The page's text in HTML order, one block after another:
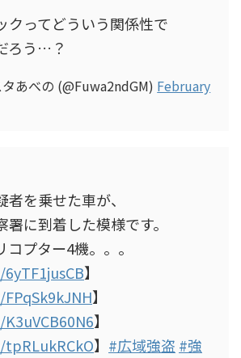
クってどういう関係性で
ろう…？
あべの (@Fuwa2ndGM) February
を乗せた車が、
に到着した模様です。
コプター4機。。。
】
】
】
】 #広域強盗 #強